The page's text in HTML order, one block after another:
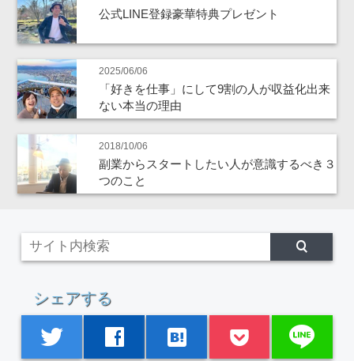
公式LINE登録豪華特典プレゼント
2025/06/06
「好きを仕事」にして9割の人が収益化出来
ない本当の理由
2018/10/06
副業からスタートしたい人が意識するべき３
つのこと
シェアする
twitter facebook hatenabookmark line